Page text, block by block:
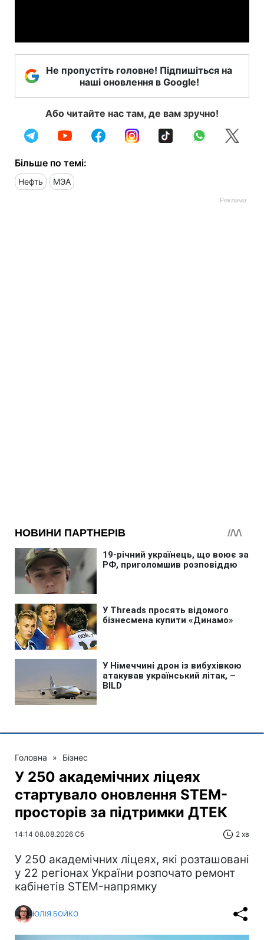
Не пропустіть головне! Підпишіться на
наші оновлення в Google!
Або читайте нас там, де вам зручно!
Більше по темі:
Нефть МЭА
Головна » Бізнес
У 250 академічних ліцеях
стартувало оновлення STEM-
просторів за підтримки ДТЕК​‌
14:14 08.08.2026 Сб 2 хв
У 250 академічних ліцеях, які розташовані
у 22 регіонах України розпочато ремонт
кабінетів STEM-напрямку
ЮЛІЯ БОЙКО